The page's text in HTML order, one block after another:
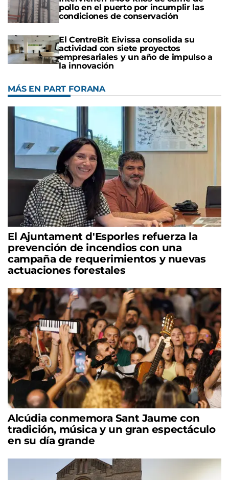
pollo en el puerto por incumplir las
condiciones de conservación
El CentreBit Eivissa consolida su
actividad con siete proyectos
empresariales y un año de impulso a
la innovación
MÁS EN PART FORANA
El Ajuntament d'Esporles refuerza la
prevención de incendios con una
campaña de requerimientos y nuevas
actuaciones forestales
Alcúdia conmemora Sant Jaume con
tradición, música y un gran espectáculo
en su día grande